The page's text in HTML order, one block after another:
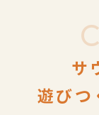
サ
遊びつ